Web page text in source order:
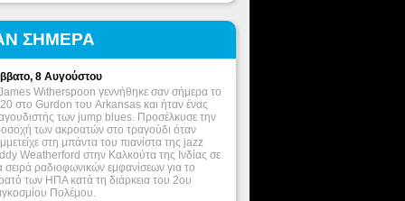
ΣΗΜΕΡΑ
8 Αυγούστου
Witherspoon γεννήθηκε σαν σήμερα το
στο Gurdon του Arkansas και ήταν ένας
των jump blues. Προσέλκυσε την
των ακροατών στο τραγούδι όταν
στη μπάντα του πιανίστα της jazz
Weatherford στην Καλκούτα της Ινδίας σε
σειρά ραδιοφωνικών εμφανίσεων για το
των ΗΠΑ κατά τη διάρκεια του 2ου
Πολέμου.